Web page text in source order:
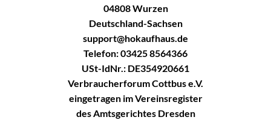
04808 Wurzen
Deutschland-Sachsen
support@hokaufhaus.de
Telefon: 03425 8564366
USt-IdNr.: DE354920661
Verbraucherforum Cottbus e.V.
eingetragen im Vereinsregister
des Amtsgerichtes Dresden